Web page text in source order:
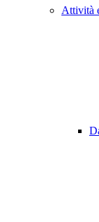
Attività